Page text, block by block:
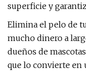
superficie y
Elimina el pelo de
mucho dinero a
dueños de
que lo convierte en